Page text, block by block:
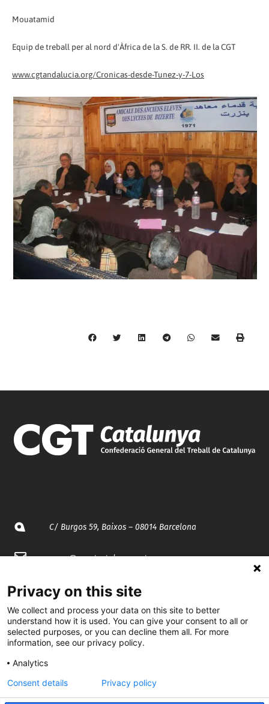
Mouatamid
Equip de treball per al nord d'Àfrica de la S. de RR. II. de la CGT
www.cgtandalucia.org/Cronicas-desde-Tunez-y-7-Los
C/ Burgos 59, Baixos – 08014 Barcelona
spccc@spcgtcatalunya.cat
935 120 481
@CGTCatalunya
cgtcatalunya
CGTCatalunya
Privacy on this site
We collect and process your data on this site to better
understand how it is used. You can give your consent to all or
selected purposes, or you can decline them all. For more
information, see our privacy policy.
Analytics
Consent details
Privacy policy